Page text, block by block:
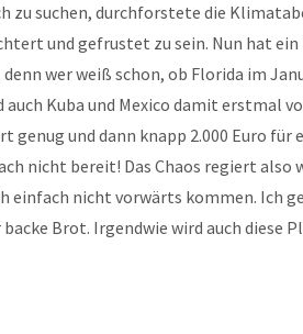
zu suchen, durchforstete die
und gefrustet zu sein. Nun hat
wer weiß schon, ob Florida im
Kuba und Mexico damit erstmal
genug und dann knapp 2.000 Euro für
nicht bereit! Das Chaos regiert
einfach nicht vorwärts kommen. Ich
backe Brot. Irgendwie wird auch diese